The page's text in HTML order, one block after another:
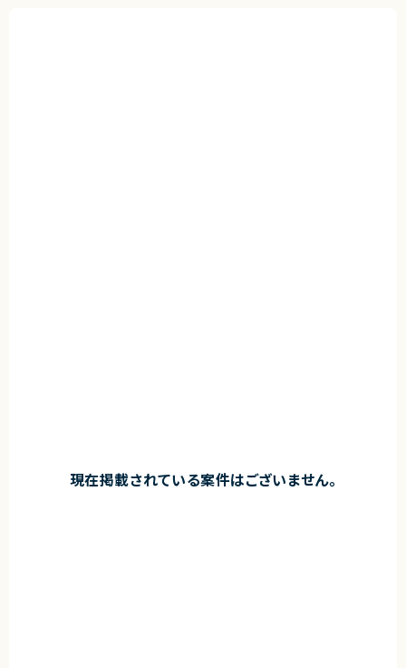
現在掲載されている案件はございません。